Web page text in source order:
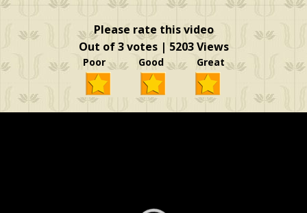
Please rate this video
Out of 3 votes | 5203 Views
Poor Good Great